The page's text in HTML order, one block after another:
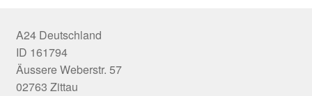
A24 Deutschland
ID 161794
Äussere Weberstr. 57
02763 Zittau